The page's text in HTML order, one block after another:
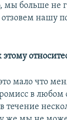
больше не
нашу
мало что
в любом
течение